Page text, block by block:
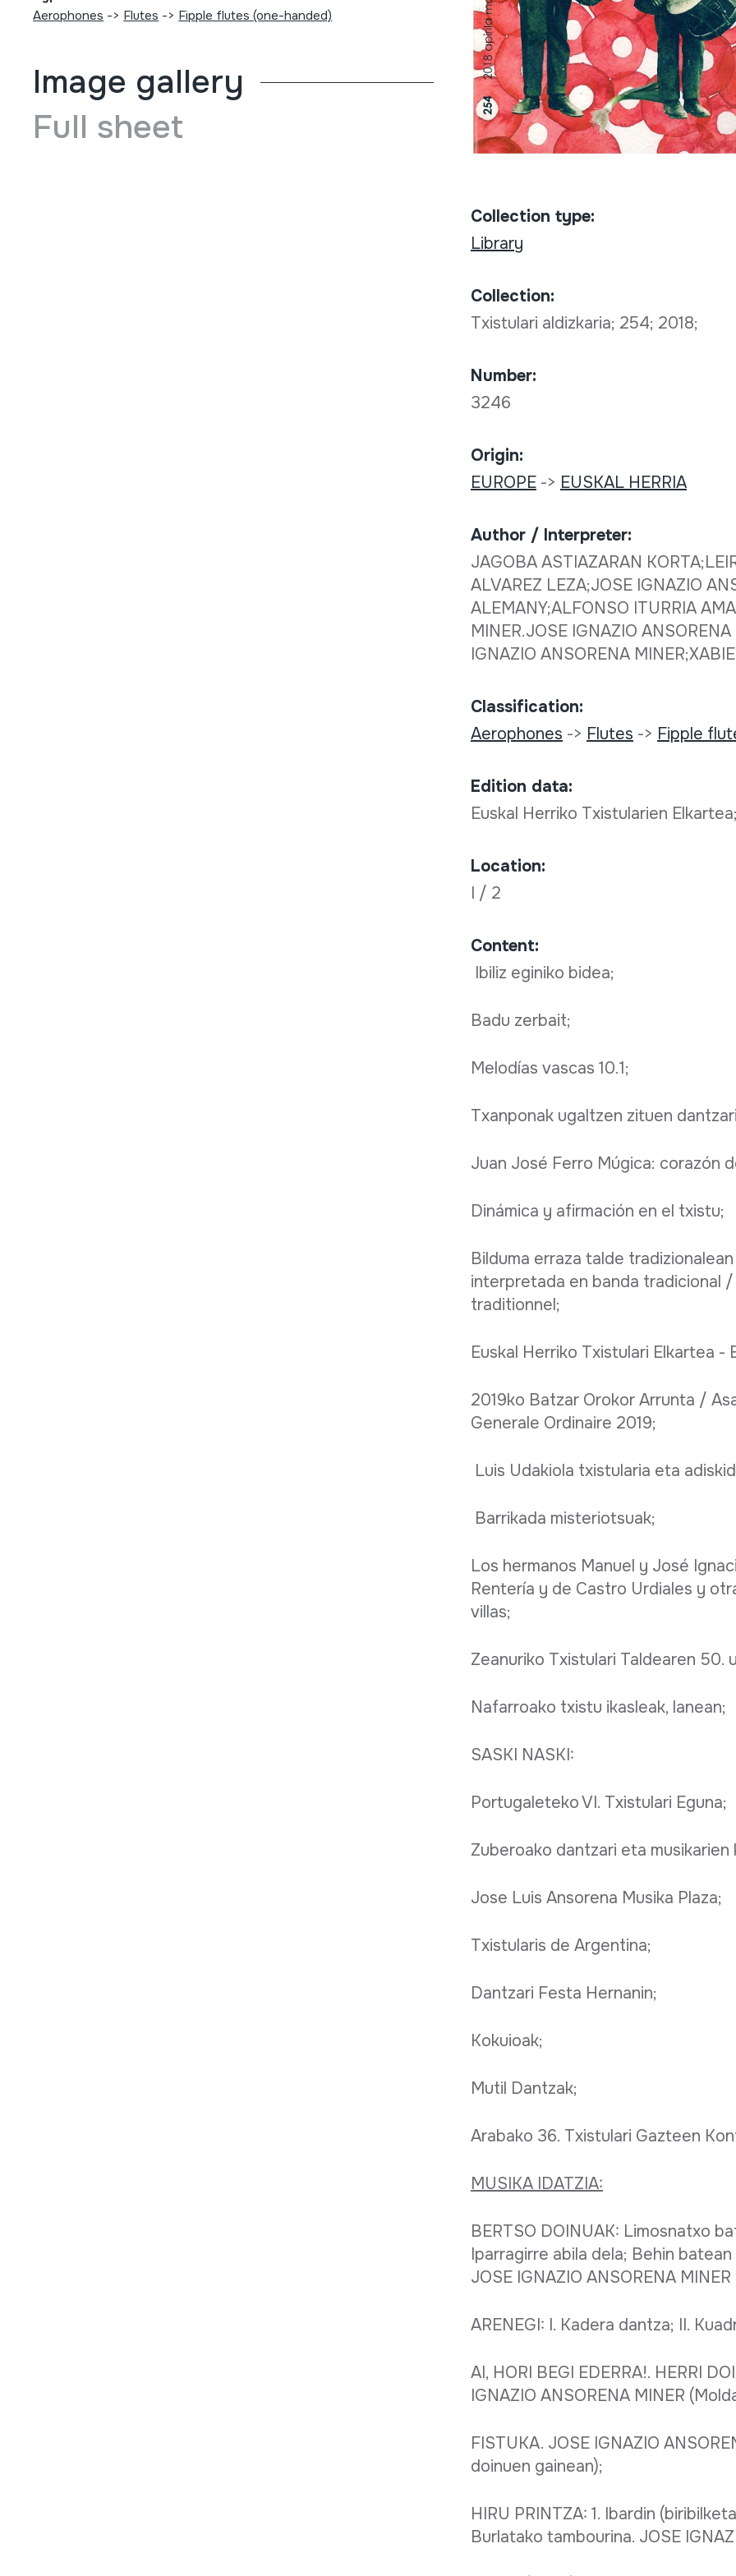
Aerophones -> Flutes -> Fipple flutes (one-handed)
Image gallery
Full sheet
Collection type:
Library
Collection:
Txistulari aldizkaria; 254; 2018;
Number:
3246
Origin:
EUROPE-> EUSKAL HERRIA
Author / Interpreter:
JAGOBA ASTIAZARAN
ALVAREZ LEZA;JOSE IGNAZIO
ALEMANY;ALFONSO ITURRIA
MINER.JOSE IGNAZIO
IGNAZIO ANSORENA
Classification:
Aerophones -> Flutes -> Fipple
Edition data:
Euskal Herriko Txistularien
Location:
I / 2
Content:
Ibiliz eginiko bidea;
Badu zerbait;
Melodías vascas 10.1;
Txanponak ugaltzen zituen
Juan José Ferro Múgica: corazón
Dinámica y afirmación en el txistu;
Bilduma erraza talde
interpretada en banda tradicional
traditionnel;
Euskal Herriko Txistulari Elkartea -
2019ko Batzar Orokor Arrunta /
Generale Ordinaire 2019;
Luis Udakiola txistularia eta
Barrikada misteriotsuak;
Los hermanos Manuel y José
Rentería y de Castro Urdiales y
villas;
Zeanuriko Txistulari Taldearen 50.
Nafarroako txistu ikasleak, lanean;
SASKI NASKI:
Portugaleteko VI. Txistulari Eguna;
Zuberoako dantzari eta musikarien
Jose Luis Ansorena Musika Plaza;
Txistularis de Argentina;
Dantzari Festa Hernanin;
Kokuioak;
Mutil Dantzak;
Arabako 36. Txistulari Gazteen
MUSIKA IDATZIA:
BERTSO DOINUAK: Limosnatxo
Iparragirre abila dela; Behin
JOSE IGNAZIO ANSORENA
ARENEGI: I. Kadera dantza; II.
AI, HORI BEGI EDERRA!. HERRI
IGNAZIO ANSORENA MINER
FISTUKA. JOSE IGNAZIO
doinuen gainean);
HIRU PRINTZA: 1. Ibardin
Burlatako tambourina. JOSE